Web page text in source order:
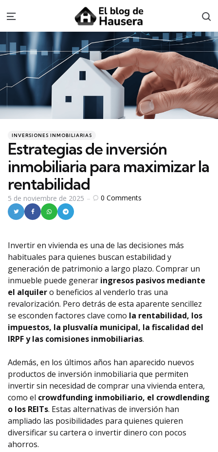
Menu
Categories
Posted
INVERSIONES INMOBILIARIAS
Estrategias de inversión
inmobiliaria para maximizar la
rentabilidad
5 de noviembre de 2025 0 Comments
Invertir en vivienda es una de las decisiones más
habituales para quienes buscan estabilidad y
generación de patrimonio a largo plazo. Comprar un
inmueble puede generar ingresos pasivos mediante
el alquilero beneficios al venderlo tras una
revalorización. Pero detrás de esta aparente sencillez
se esconden factores clave como la rentabilidad, los
impuestos, la plusvalía municipal, la fiscalidad del
IRPF y las comisiones inmobiliarias.
Además, en los últimos años han aparecido nuevos
productos de inversión inmobiliaria que permiten
invertir sin necesidad de comprar una vivienda entera,
como el crowdfunding inmobiliario, el crowdlending
o los REITs. Estas alternativas de inversión han
ampliado las posibilidades para quienes quieren
diversificar su cartera o invertir dinero con pocos
ahorros.